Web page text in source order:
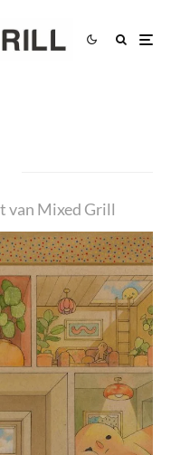
van Mixed Grill